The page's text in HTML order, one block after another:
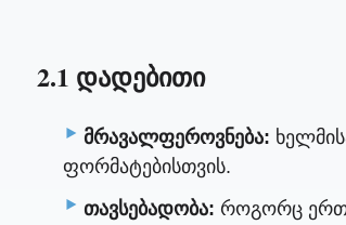
2.1 დადებითი
მრავალფეროვნება:
ფორმატებისთვის.
თავსებადობა: როგორც